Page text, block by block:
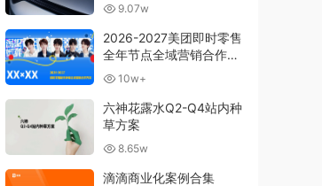
9.07w
2026-2027美团即时零售
全年节点全域营销合作方
案 10w+
六神花露水Q2-Q4站内种
草方案
8.65w
滴滴商业化案例合集